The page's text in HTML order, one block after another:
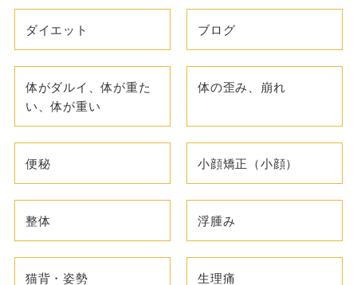
ダイエット ブログ
体がダルイ、体が重た
い、体が重い
体の歪み、崩れ
便秘 小顔矯正（小顔）
整体 浮腫み
猫背・姿勢 生理痛